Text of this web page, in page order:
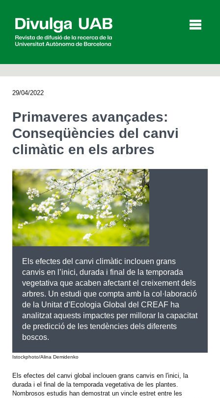
Agenda
English Español
CERCAR
29/04/2022
Primaveres avançades:
Conseqüències del canvi
climàtic en els arbres
Els efectes del canvi climàtic inclouen grans
canvis en l’inici, durada i final de la temporada
vegetativa que acaben afectant el creixement dels
arbres. Un estudi que compta amb la col·laboració
de la Unitat d’Ecologia Global del CREAF ha
analitzat aquests impactes per millorar la capacitat
de predicció de les tendències dels diferents
boscos.
Istockphoto/Alina Demidenko
Els efectes del canvi global inclouen grans canvis en l'inici, la
durada i el final de la temporada vegetativa de les plantes.
Nombrosos estudis han demostrat un vincle estret entre les